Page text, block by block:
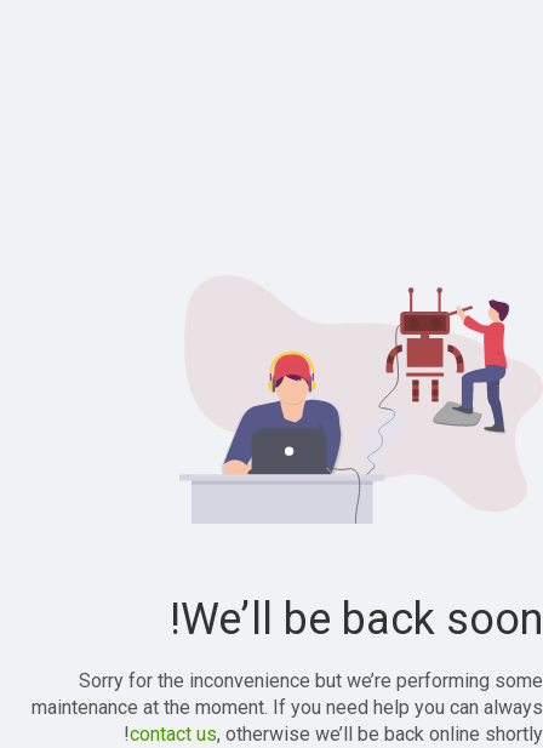
We’ll be back soon!
Sorry for the inconvenience but we’re performing some
maintenance at the moment. If you need help you can always
contact us, otherwise we’ll be back online shortly!